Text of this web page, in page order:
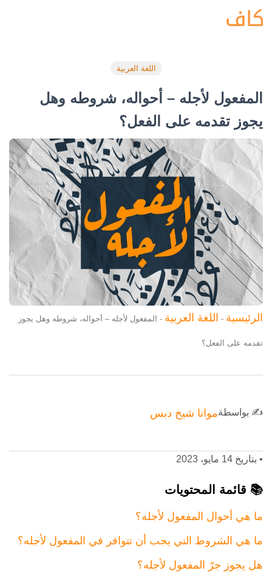
اللغة العربية
المفعول لأجله – أحواله، شروطه وهل
يجوز تقدمه على الفعل؟
الرئيسية - اللغة العربية - المفعول لأجله – أحواله، شروطه وهل يجوز
تقدمه على الفعل؟
✍️ بواسطةموانا شيخ دبس
• بتاريخ 14 مايو، 2023
📚 قائمة المحتويات
ما هي أحوال المفعول لأجله؟
ما هي الشروط التي يجب أن تتوافر في المفعول لأجله؟
هل يجوز جرّ المفعول لأجله؟